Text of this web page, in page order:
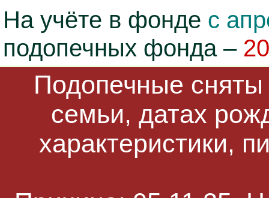
На учёте в фонде с
подопечных фонда –
Подопечные
семьи, датах
характеристики,